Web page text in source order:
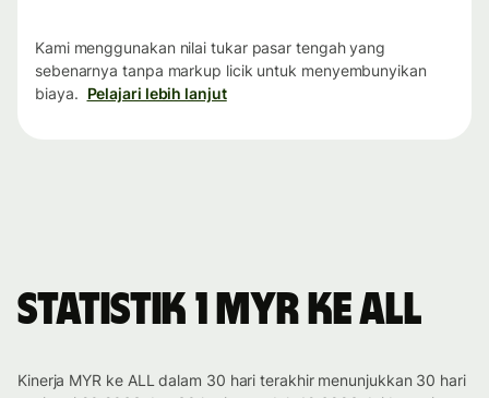
Kami menggunakan nilai tukar pasar tengah yang
sebenarnya tanpa markup licik untuk menyembunyikan
biaya. Pelajari lebih lanjut
Statistik 1 MYR ke ALL
Kinerja MYR ke ALL dalam 30 hari terakhir menunjukkan 30 hari